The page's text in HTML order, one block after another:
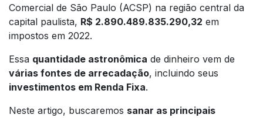
Comercial de São Paulo (ACSP) na região central da
capital paulista, R$ 2.890.489.835.290,32 em
impostos em 2022.
Essa quantidade astronômica de dinheiro vem de
várias fontes de arrecadação, incluindo seus
investimentos em Renda Fixa.
Neste artigo, buscaremos sanar as principais